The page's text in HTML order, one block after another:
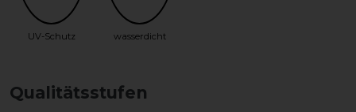
UV-Schutz wasserdicht
Qualitätsstufen